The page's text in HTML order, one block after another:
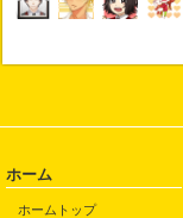
ホーム
ホームトップ